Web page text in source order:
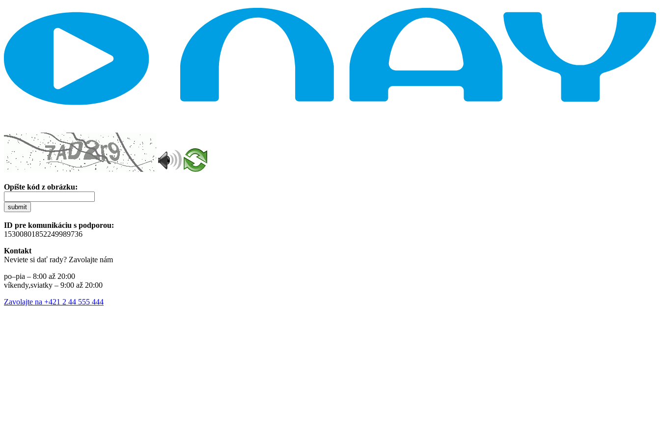
Opíšte kód z obrázku:
submit
ID pre komunikáciu s podporou:
15300801852249989736
Kontakt
Neviete si dať rady? Zavolajte nám
po–pia – 8:00 až 20:00
víkendy,sviatky – 9:00 až 20:00
Zavolajte na +421 2 44 555 444